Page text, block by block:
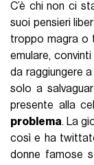
C’è chi non ci
suoi pensieri
troppo magra o
emulare,
da raggiungere
solo a
presente alla
problema. La
così e ha
donne famose